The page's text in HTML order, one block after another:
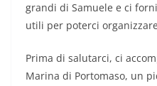
grandi di Samuele e ci
utili per poterci
Prima di salutarci, ci
Marina di Portomaso, un